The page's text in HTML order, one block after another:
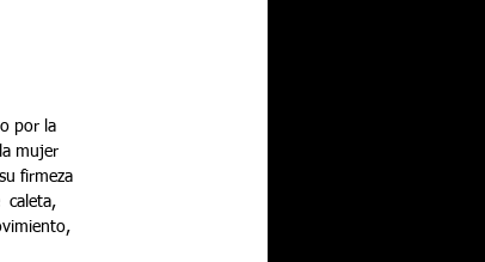
por la
mujer
firmeza
caleta,